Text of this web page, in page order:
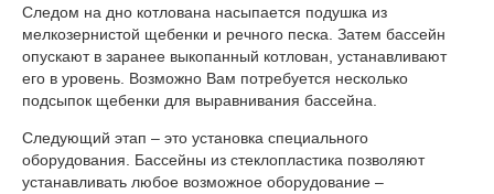
Следом на дно котлована насыпается подушка из
мелкозернистой щебенки и речного песка. Затем бассейн
опускают в заранее выкопанный котлован, устанавливают
его в уровень. Возможно Вам потребуется несколько
подсыпок щебенки для выравнивания бассейна.
Следующий этап – это установка специального
оборудования. Бассейны из стеклопластика позволяют
устанавливать любое возможное оборудование –